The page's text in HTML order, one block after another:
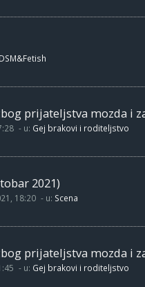
prijateljstva mozda i
- u: Gej brakovi i roditeljstvo
2021)
18:20 - u: Scena
prijateljstva mozda i
- u: Gej brakovi i roditeljstvo